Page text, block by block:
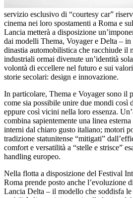
servizio esclusivo di “courtesy car”
cinema nei loro spostamenti a Roma e
Lancia metterà a disposizione
dai modelli Thema, Voyager e Delta – in
dinastia automobilistica che racchiude il
industriali ormai divenute un’identità
volontà di eccellere nel futuro e sui
storie secolari: design e innovazione.
In particolare, Thema e Voyager sono il
come sia possibile unire due mondi così
eppure così vicini nella loro essenza.
combina sapientemente una linea
interni dal chiaro gusto italiano; motori
tradizione statunitense “mitigati”
comfort e versatilità a “stelle e strisce”
handling europeo.
Nella flotta a disposizione del Festival
Roma prende posto anche l’evoluzione
Lancia Delta – il modello che soddisfa le